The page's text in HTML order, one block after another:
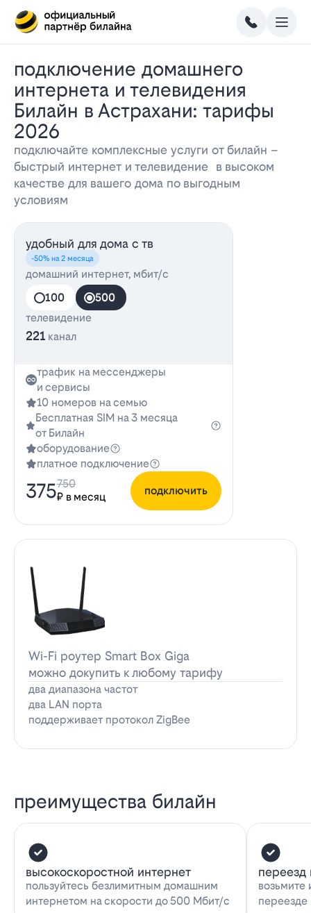
Подключение домашнего
интернета и телевидения
Билайн в Астрахани: тарифы
2026
подключайте комплексные услуги от билайн –
быстрый интернет и телевидение в высоком
качестве для вашего дома по выгодным
условиям
удобный для дома с тв
-50% на 2 месяца
домашний интернет, мбит/с
100
500
телевидение
221 канал
трафик на мессенджеры
и сервисы
10 номеров на семью
Бесплатная SIM на 3 месяца
от Билайн
оборудование
платное подключение
375₽ в месяц
750
подключить
Wi-Fi роутер Smart Box Giga
можно докупить к любому тарифу
два диапазона частот
два LAN порта
поддерживает протокол ZigBee
преимущества билайн
высокоскоростной интернет
пользуйтесь безлимитным домашним
интернетом на скорости до 500 Мбит/с
переезд
возьмите
переезде